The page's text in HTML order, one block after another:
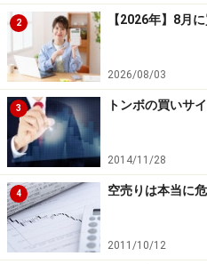
2 【2026年】8月
2026/08/03
3 トンボの買いサ
2014/11/28
4 空売りは本当に
2011/10/12